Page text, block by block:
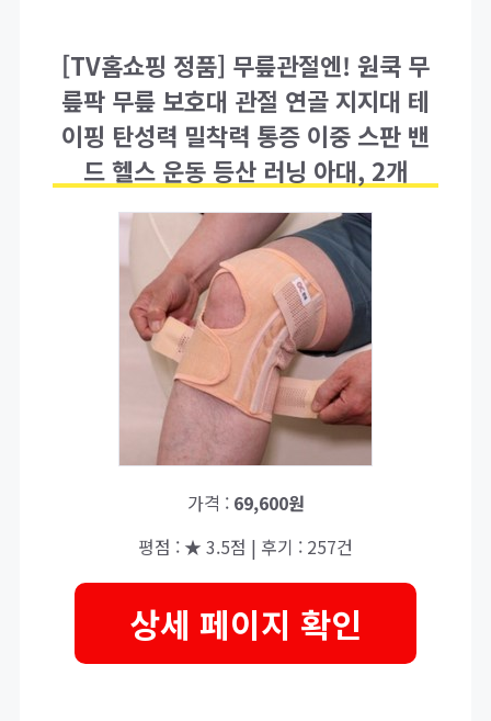
[TV홈쇼핑 정품] 무릎관절엔! 원쿡 무
릎팍 무릎 보호대 관절 연골 지지대 테
이핑 탄성력 밀착력 통증 이중 스판 밴
드 헬스 운동 등산 러닝 아대, 2개
가격 : 69,600원
평점 : ★ 3.5점 | 후기 : 257건
상세 페이지 확인